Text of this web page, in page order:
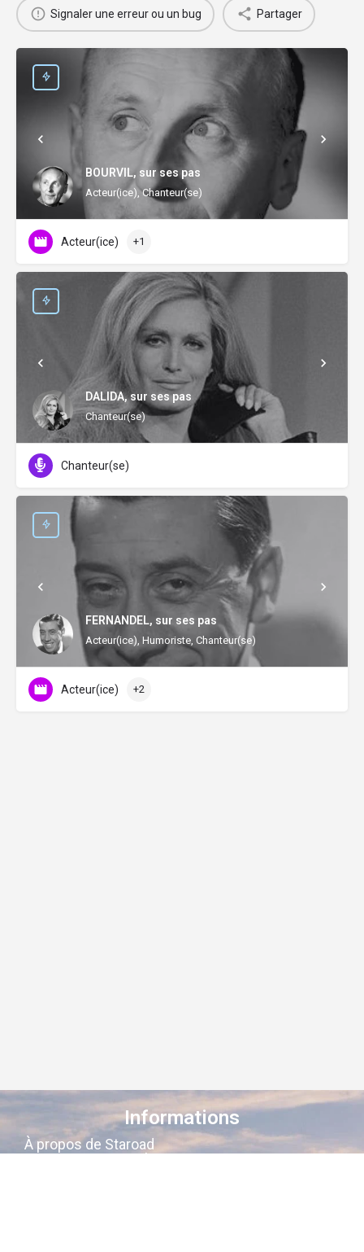
Signaler une erreur ou un bug Partager
BOURVIL, sur ses pas
Acteur(ice), Chanteur(se)
Acteur(ice) +1
DALIDA, sur ses pas
Chanteur(se)
Chanteur(se)
FERNANDEL, sur ses pas
Acteur(ice), Humoriste, Chanteur(se)
Acteur(ice) +2
Informations
À propos de Staroad
Comment ça marche ?